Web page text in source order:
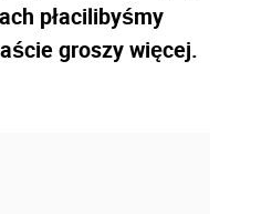
płacilibyśmy
groszy więcej.